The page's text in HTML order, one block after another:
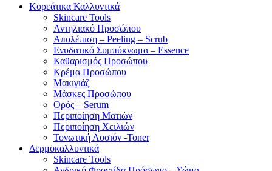
Κορεάτικα Καλλυντικά
Skincare Tools
Αντηλιακό Προσώπου
Απολέπιση – Peeling – Scrub
Ενυδατικό Συμπύκνωμα – Essence
Καθαρισμός Προσώπου
Κρέμα Προσώπου
Μακιγιάζ
Μάσκες Προσώπου
Ορός – Serum
Περιποίηση Ματιών
Περιποίηση Χειλιών
Τονωτική Λοσιόν -Toner
Δερμοκαλλυντικά
Skincare Tools